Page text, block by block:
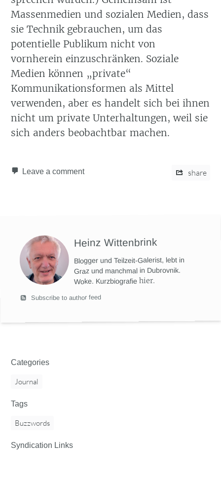
Massenmedien und sozialen Medien, dass
sie Technik gebrauchen, um das
potentielle Publikum nicht von
vornherein einzuschränken. Soziale
Medien können
private
Kommunikationsformen als Mittel
verwenden, aber es handelt sich bei ihnen
nicht um private Unterhaltungen, weil sie
sich anders beobachtbar machen.
Leave a comment share
Heinz Wittenbrink
Blogger und Teilzeit-Galerist, lebt in
Graz und manchmal in Dubrovnik.
Woke. Kurzbiografiehier.
Subscribe to author feed
Categories
Journal
Tags
Buzzwords
Syndication Links